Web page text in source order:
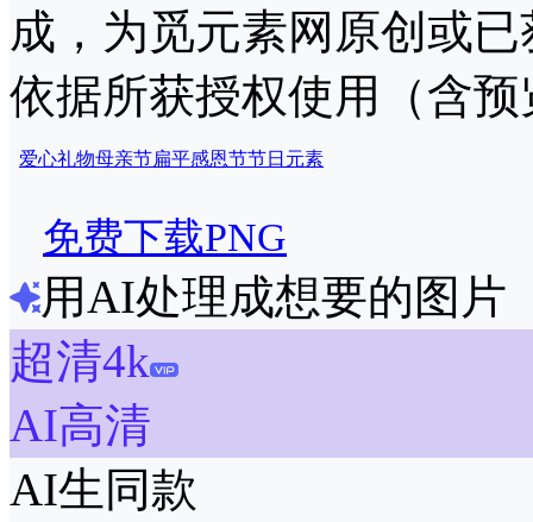
成，为觅元素网原创或
依据所获授权使用（含
爱心礼物母亲节扁平感恩节节日 元素
免费下载PNG
用AI处理成想要的图片
超清4k
AI高清
AI生同款